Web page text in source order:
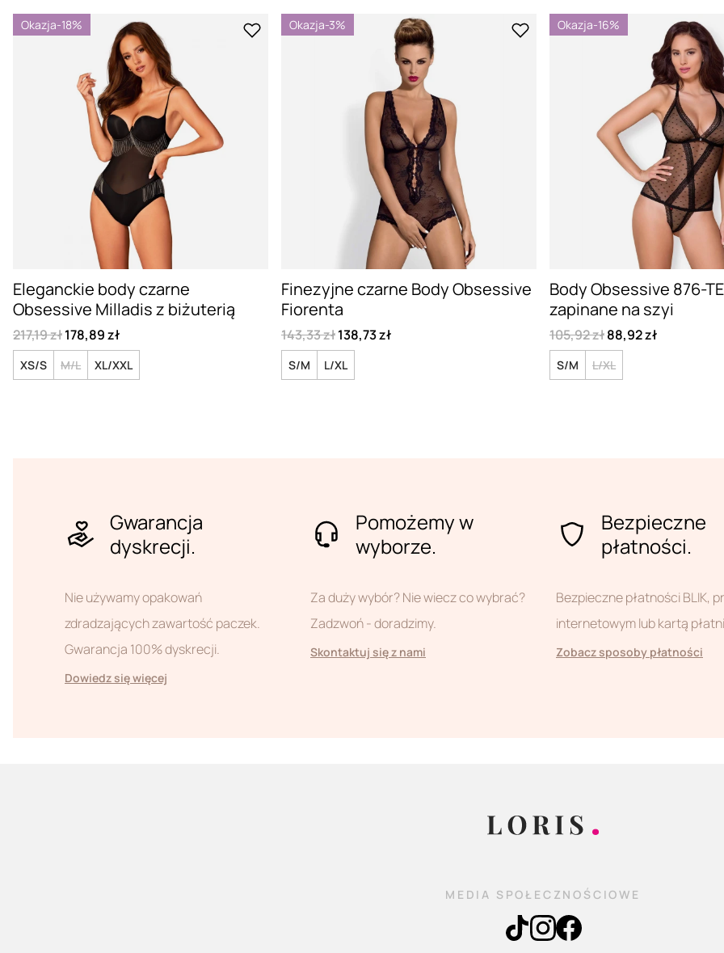
Okazja-18%
Eleganckie body czarne
Obsessive Milladis z biżuterią
217,19 zł178,89 zł
XS/S M/L XL/XXL
Okazja-3%
Finezyjne czarne Body Obsessive
Fiorenta
143,33 zł138,73 zł
S/M L/XL
Okazja-16%
Body Obsessive 876-
zapinane na szyi
105,92 zł88,92 zł
S/M L/XL
Gwarancja
dyskrecji.
Nie używamy opakowań
zdradzających zawartość paczek.
Gwarancja 100% dyskrecji.
Dowiedz się więcej
Pomożemy w
wyborze.
Za duży wybór? Nie wiecz co wybrać?
Zadzwoń - doradzimy.
Skontaktuj się z nami
Bezpieczne
płatności.
Bezpieczne płatności BLIK,
internetowym lub kartą
Zobacz sposoby płatności
MEDIA SPOŁECZNOŚCIOWE